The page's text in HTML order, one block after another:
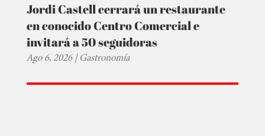
Jordi Castell cerrará un restaurante
en conocido Centro Comercial e
invitará a 50 seguidoras
Ago 6, 2026|Gastronomía